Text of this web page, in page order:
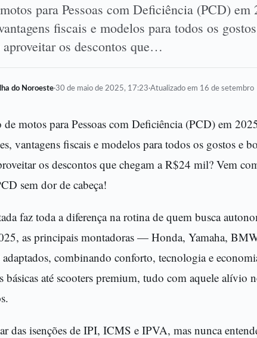
para Pessoas com Deficiência (PCD) em
fiscais e modelos para todos os
os descontos que…
do Noroeste·30 de maio de 2025, 17:23·Atualizado em 16 de setembro
de motos para Pessoas com Deficiência (PCD) em
vantagens fiscais e modelos para todos os gostos e
os descontos que chegam a R$24 mil? Vem
sem dor de cabeça!
faz toda a diferença na rotina de quem busca
as principais montadoras — Honda, Yamaha,
combinando conforto, tecnologia e
básicas até scooters premium, tudo com aquele alívio
das isenções de IPI, ICMS e IPVA, mas nunca